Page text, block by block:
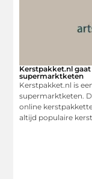
Kerstpakket.nl
supermarktketen
Kerstpakket.nl is
supermarktketen.
online
altijd populaire